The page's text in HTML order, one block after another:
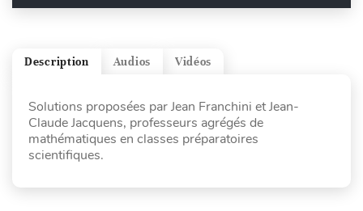
Vidéos
Audios
Description
Solutions proposées par Jean Franchini et Jean-
Claude Jacquens, professeurs agrégés de
mathématiques en classes préparatoires
scientifiques.